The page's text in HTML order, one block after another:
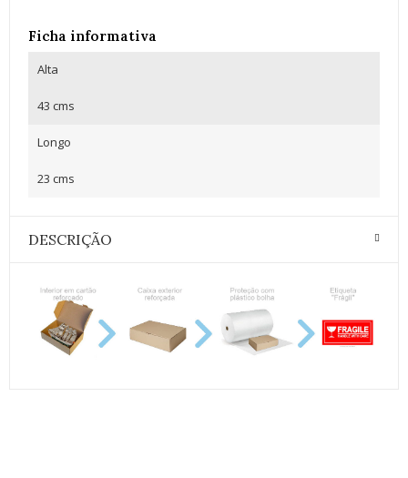
Ficha informativa
Alta
43 cms
Longo
23 cms
DESCRIÇÃO